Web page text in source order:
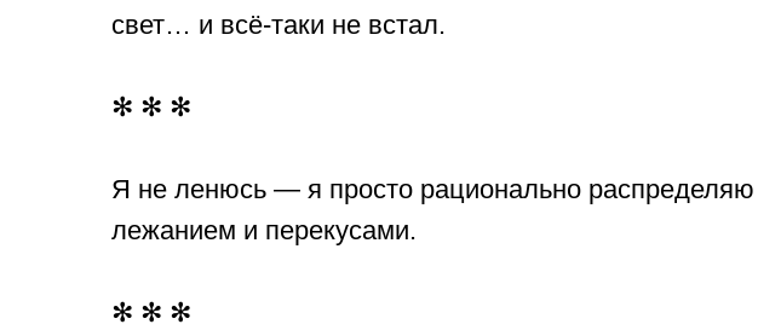
свет… и всё-таки не встал.
✻ ✻ ✻
Я не ленюсь — я просто рационально
лежанием и перекусами.
✻ ✻ ✻